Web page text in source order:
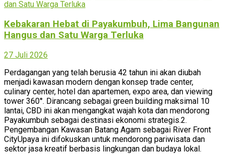
Kebakaran Hebat di Payakumbuh, Lima Bangunan
Hangus dan Satu Warga Terluka
27 Juli 2026
Perdagangan yang telah berusia 42 tahun ini akan diubah
menjadi kawasan modern dengan konsep trade center,
culinary center, hotel dan apartemen, expo area, dan viewing
tower 360°. Dirancang sebagai green building maksimal 10
lantai, CBD ini akan mengangkat wajah kota dan mendorong
Payakumbuh sebagai destinasi ekonomi strategis.2.
Pengembangan Kawasan Batang Agam sebagai River Front
CityUpaya ini difokuskan untuk mendorong pariwisata dan
sektor jasa kreatif berbasis lingkungan dan budaya lokal.